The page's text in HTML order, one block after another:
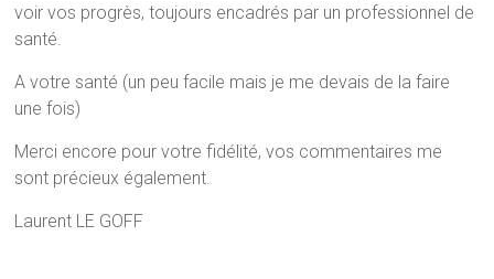
voir vos progrès, toujours encadrés par un professionnel de
santé.
A votre santé (un peu facile mais je me devais de la faire
une fois)
Merci encore pour votre fidélité, vos commentaires me
sont précieux également.
Laurent LE GOFF